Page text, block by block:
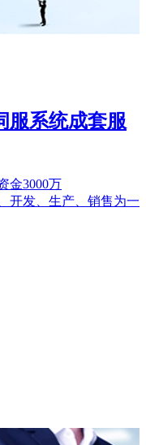
服系统成套服
金3000万
开发、生产、销售为一